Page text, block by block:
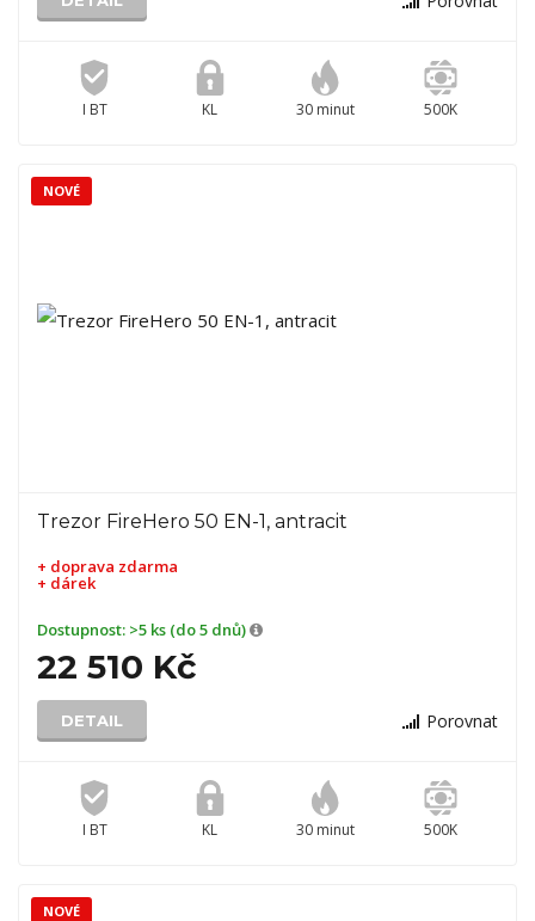
I BT KL 30 minut 500K
Trezor FireHero 50 EN-1, antracit
+ doprava zdarma
+ dárek
Dostupnost: >5 ks (do 5 dnů)
22 510 Kč
DETAIL Porovnat
I BT KL 30 minut 500K
NOVÉ
NOVÉ